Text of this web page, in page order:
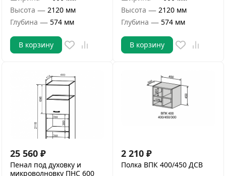
Высота — 2120 мм
Глубина — 574 мм
В корзину
Высота — 2120 мм
Глубина — 574 мм
В корзину
25 560 ₽
Пенал под духовку и
микроволновку ПНС 600
2 210 ₽
Полка ВПК 400/450 ДСВ